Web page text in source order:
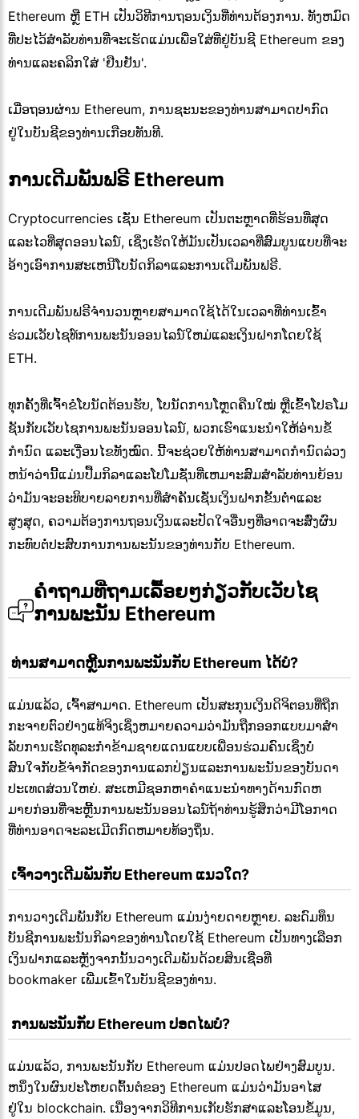
Ethereum ຫຼື ETH ເປັນວິທີການຖອນເງິນທີ່ທ່ານຕ້ອງການ. ທັງຫມົດ
ທີ່ປະໄວ້ສໍາລັບທ່ານທີ່ຈະເຮັດແມ່ນເພື່ອໃສ່ທີ່ຢູ່ບັນຊີ Ethereum ຂອງ
ທ່ານແລະຄລິກໃສ່ 'ຢືນຢັນ'.
ເມື່ອຖອນຜ່ານ Ethereum, ການຊະນະຂອງທ່ານສາມາດປາກົດ
ຢູ່ໃນບັນຊີຂອງທ່ານເກືອບທັນທີ.
ການເດີມພັນຟຣີ Ethereum
Cryptocurrencies ເຊັ່ນ Ethereum ເປັນຕະຫຼາດທີ່ຮ້ອນທີ່ສຸດ
ແລະໄວທີ່ສຸດອອນໄລນ໌, ເຊິ່ງເຮັດໃຫ້ມັນເປັນເວລາທີ່ສົມບູນແບບທີ່ຈະ
ອ້າງເອົາການສະເຫນີໂບນັດກິລາແລະການເດີມພັນຟຣີ.
ການເດີມພັນຟຣີຈໍານວນຫຼາຍສາມາດໃຊ້ໄດ້ໃນເວລາທີ່ທ່ານເຂົ້າ
ຮ່ວມເວັບໄຊທ໌ການພະນັນອອນໄລນ໌ໃຫມ່ແລະເງິນຝາກໂດຍໃຊ້
ETH.
ທຸກຄັ້ງທີ່ເຈົ້າຂໍໂບນັດຕ້ອນຮັບ, ໂບນັດການໂຫຼດຄືນໃໝ່ ຫຼືເຂົ້າໂປຣໂມ
ຊັນກັບເວັບໄຊການພະນັນອອນໄລນ໌, ພວກເຮົາແນະນຳໃຫ້ອ່ານຂໍ້
ກຳນົດ ແລະເງື່ອນໄຂທັງໝົດ. ນີ້ຈະຊ່ວຍໃຫ້ທ່ານສາມາດກໍານົດລ່ວງ
ຫນ້າວ່ານີ້ແມ່ນປື້ມກິລາແລະໂປໂມຊັ່ນທີ່ເຫມາະສົມສໍາລັບທ່ານຍ້ອນ
ວ່າມັນຈະອະທິບາຍລາຍການທີ່ສໍາຄັນເຊັ່ນເງິນຝາກຂັ້ນຕ່ໍາແລະ
ສູງສຸດ, ຄວາມຕ້ອງການຖອນເງິນແລະປັດໃຈອື່ນໆທີ່ອາດຈະສົ່ງຜົນ
ກະທົບຕໍ່ປະສົບການການພະນັນຂອງທ່ານກັບ Ethereum.
ຄຳຖາມທີ່ຖາມເລື້ອຍໆກ່ຽວກັບເວັບໄຊ
ການພະນັນ Ethereum
ທ່ານສາມາດຫຼີ້ນການພະນັນກັບ Ethereum ໄດ້ບໍ?
ແມ່ນແລ້ວ, ເຈົ້າສາມາດ. Ethereum ເປັນສະກຸນເງິນດິຈິຕອນທີ່ຖືກ
ກະຈາຍຕົວຢ່າງແທ້ຈິງເຊິ່ງຫມາຍຄວາມວ່າມັນຖືກອອກແບບມາສໍາ
ລັບການເຮັດທຸລະກໍາຂ້າມຊາຍແດນແບບເພື່ອນຮ່ວມຄົນເຊິ່ງບໍ່
ສົນໃຈກັບຂໍ້ຈໍາກັດຂອງການແລກປ່ຽນແລະການພະນັນຂອງບັນດາ
ປະເທດສ່ວນໃຫຍ່. ສະເຫມີຊອກຫາຄໍາແນະນໍາທາງດ້ານກົດຫ
ມາຍກ່ອນທີ່ຈະຫຼີ້ນການພະນັນອອນໄລນ໌ຖ້າທ່ານຮູ້ສຶກວ່າມີໂອກາດ
ທີ່ທ່ານອາດຈະລະເມີດກົດຫມາຍທ້ອງຖິ່ນ.
ເຈົ້າວາງເດີມພັນກັບ Ethereum ແນວໃດ?
ການວາງເດີມພັນກັບ Ethereum ແມ່ນງ່າຍດາຍຫຼາຍ. ລະດົມທຶນ
ບັນຊີການພະນັນກິລາຂອງທ່ານໂດຍໃຊ້ Ethereum ເປັນທາງເລືອກ
ເງິນຝາກແລະຫຼັງຈາກນັ້ນວາງເດີມພັນດ້ວຍສິນເຊື່ອທີ່
bookmaker ເພີ່ມເຂົ້າໃນບັນຊີຂອງທ່ານ.
ການພະນັນກັບ Ethereum ປອດໄພບໍ?
ແມ່ນແລ້ວ, ການພະນັນກັບ Ethereum ແມ່ນປອດໄພຢ່າງສົມບູນ.
ຫນຶ່ງໃນຜົນປະໂຫຍດຕົ້ນຕໍຂອງ Ethereum ແມ່ນວ່າມັນອາໄສ
ຢູ່ໃນ blockchain. ເນື່ອງຈາກວິທີການເກັບຮັກສາແລະໂອນຂໍ້ມູນ,